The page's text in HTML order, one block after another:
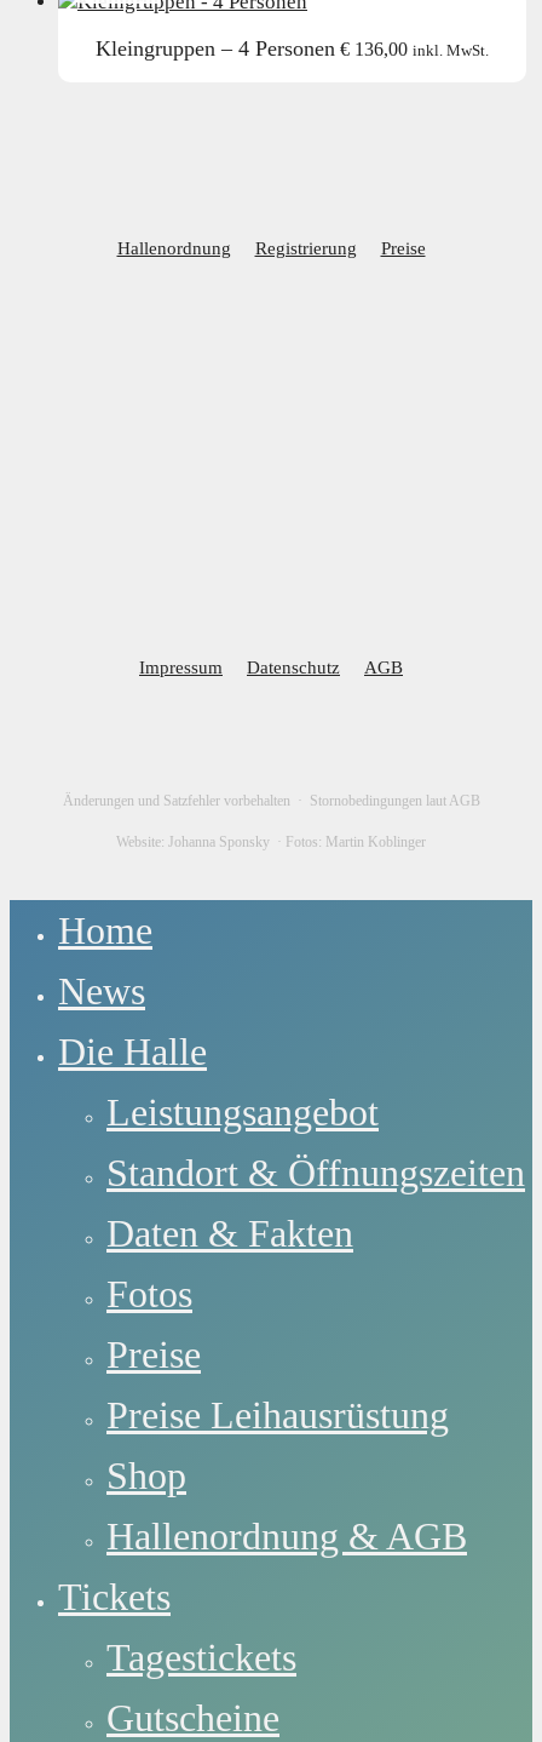
Kleingruppen – 4 Personen €136,00 inkl. MwSt.
Hallenordnung Registrierung Preise
Impressum Datenschutz AGB
Änderungen und Satzfehler vorbehalten · Stornobedingungen laut AGB
Website: Johanna Sponsky · Fotos: Martin Koblinger
Menu Home
News
Die Halle
Leistungsangebot
Standort & Öffnungszeiten
Daten & Fakten
Fotos
Preise
Preise Leihausrüstung
Shop
Hallenordnung & AGB
Tickets
Tagestickets
Gutscheine